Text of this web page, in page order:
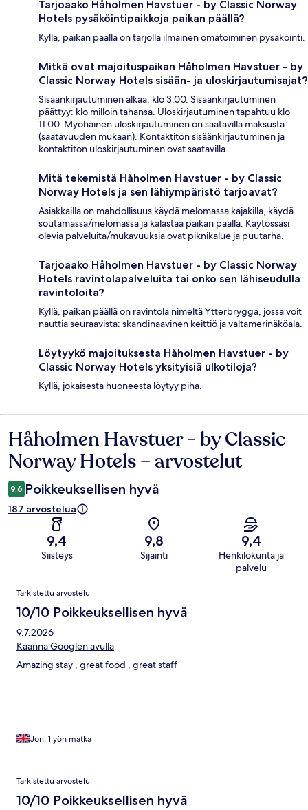
Tarjoaako Håholmen Havstuer - by Classic Norway
Hotels pysäköintipaikkoja paikan päällä?
Kyllä, paikan päällä on tarjolla ilmainen omatoiminen pysäköinti.
Mitkä ovat majoituspaikan Håholmen Havstuer - by
Classic Norway Hotels sisään- ja uloskirjautumisajat?
Sisäänkirjautuminen alkaa: klo 3.00. Sisäänkirjautuminen
päättyy: klo milloin tahansa. Uloskirjautuminen tapahtuu klo
11.00. Myöhäinen uloskirjautuminen on saatavilla maksusta
(saatavuuden mukaan). Kontaktiton sisäänkirjautuminen ja
kontaktiton uloskirjautuminen ovat saatavilla.
Mitä tekemistä Håholmen Havstuer - by Classic
Norway Hotels ja sen lähiympäristö tarjoavat?
Asiakkailla on mahdollisuus käydä melomassa kajakilla, käydä
soutamassa/melomassa ja kalastaa paikan päällä. Käytössäsi
olevia palveluita/mukavuuksia ovat piknikalue ja puutarha.
Tarjoaako Håholmen Havstuer - by Classic Norway
Hotels ravintolapalveluita tai onko sen lähiseudulla
ravintoloita?
Kyllä, paikan päällä on ravintola nimeltä Ytterbrygga, jossa voit
nauttia seuraavista: skandinaavinen keittiö ja valtamerinäköala.
Löytyykö majoituksesta Håholmen Havstuer - by
Classic Norway Hotels yksityisiä ulkotiloja?
Kyllä, jokaisesta huoneesta löytyy piha.
Arvostelut
Håholmen Havstuer - by Classic
Norway Hotels – arvostelut
9,6 Poikkeuksellisen hyvä
187 arvostelua
9,4
Siisteys
9,8
Sijainti
9,4
Henkilökunta ja
palvelu
Arvostelut
Tarkistettu arvostelu
10/10 Poikkeuksellisen hyvä
9.7.2026
Käännä Googlen avulla
Amazing stay , great food , great staff
Jon, 1 yön matka
Tarkistettu arvostelu
10/10 Poikkeuksellisen hyvä